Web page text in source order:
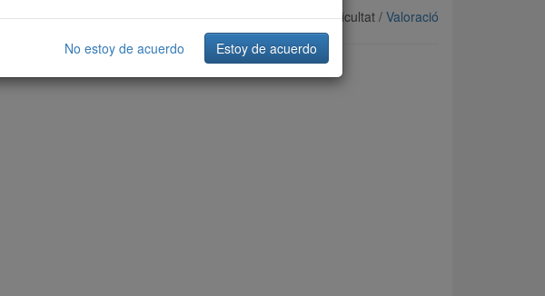
Ordenar per:Més recents/ Dificultat / Valoració
No estoy de acuerdo Estoy de acuerdo